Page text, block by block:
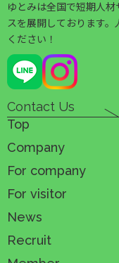
ゆとみは全国で短期人
スを展開しております
ください！
Contact Us
Top
Company
For company
For visitor
News
Recruit